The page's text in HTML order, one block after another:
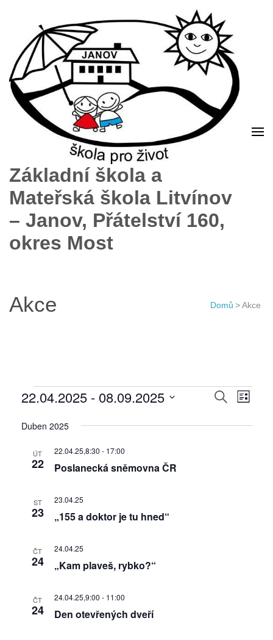
Základní škola a
Mateřská škola Litvínov
– Janov, Přátelství 160,
okres Most
Akce Domů >Akce
Akce
hledání
Hledat
Seznam
22.04.2025 - 08.09.2025
datum.
Duben 2025
ÚT
22 Poslanecká sněmovna ČR
22.04.25,8:30 - 17:00
ST
23 „155 a doktor je tu hned“
23.04.25
ČT
24 „Kam plaveš, rybko?“
24.04.25
ČT
24 Den otevřených dveří
24.04.25,9:00 - 11:00